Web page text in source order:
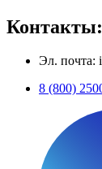
Контакты:
Эл. почта:
8 (800)